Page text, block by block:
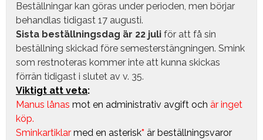
Beställningar kan göras under perioden, men börjar
behandlas tidigast 17 augusti.
Sista beställningsdag är 22 juli för att få sin
beställning skickad före semesterstängningen. Smink
som restnoteras kommer inte att kunna skickas
förrän tidigast i slutet av v. 35.
Viktigt att veta:
Manus lånas mot en administrativ avgift och är inget
köp.
Sminkartiklar med en asterisk* är beställningsvaror